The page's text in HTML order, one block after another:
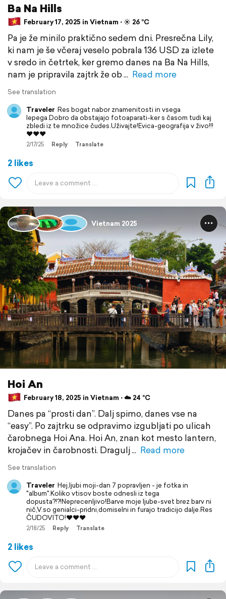
Ba Na Hills
February 17, 2025 in Vietnam ⋅ ☀️ 26 °C
Pa je že minilo praktično sedem dni. Presrečna Lily,
ki nam je še včeraj veselo pobrala 136 USD za izlete
v sredo in četrtek, ker gremo danes na Ba Na Hills,
nam je pripravila zajtrk že ob
Read more
See translation
Traveler Res bogat nabor znamenitosti in vsega
lepega.Dobro da obstajajo fotoaparati-ker s časom tudi kaj
zbledi iz te množice čudes.Uživajte!Evica-geografija v živo!!!
❤️❤️❤️
2/17/25 Reply Translate
2 likes
Vietnam 2025
Hoi An
February 18, 2025 in Vietnam ⋅ ☁️ 24 °C
Danes pa “prosti dan”. Dalj spimo, danes vse na
“easy”. Po zajtrku se odpravimo izgubljati po ulicah
čarobnega Hoi Ana. Hoi An, znan kot mesto lantern,
krojačev in čarobnosti. Dragulj
Read more
See translation
Traveler Hej,ljubi moji-dan 7 popravljen - je fotka in
"album".Koliko vtisov boste odnesli iz tega
dopusta?!?!Neprecenljivo!Barve moje ljube-svet brez barv ni
nič,V.so genialci-pridni,domiselni in furajo tradicijo dalje.Res
ČUDOVITO!❤️❤️❤️
2/18/25 Reply Translate
2 likes